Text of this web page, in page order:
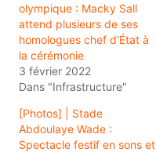
olympique : Macky Sall
attend plusieurs de ses
homologues chef d’État à
la cérémonie
3 février 2022
Dans "Infrastructure"
[Photos] | Stade
Abdoulaye Wade :
Spectacle festif en sons et